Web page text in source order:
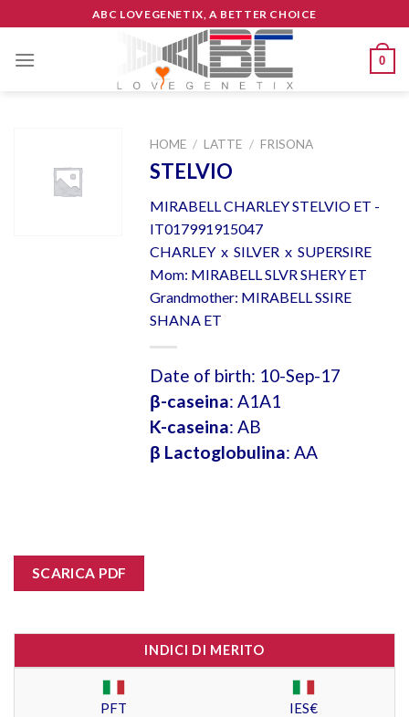
to
content
ABC LOVEGENETIX, A BETTER CHOICE
0
HOME / LATTE / FRISONA
STELVIO
MIRABELL CHARLEY STELVIO ET -
IT017991915047
CHARLEY x SILVER x SUPERSIRE
Mom: MIRABELL SLVR SHERY ET
Grandmother: MIRABELL SSIRE
SHANA ET
Date of birth: 10-Sep-17
β-caseina: A1A1
K-caseina: AB
β Lactoglobulina: AA
SCARICA PDF
INDICI DI MERITO
PFT IES€